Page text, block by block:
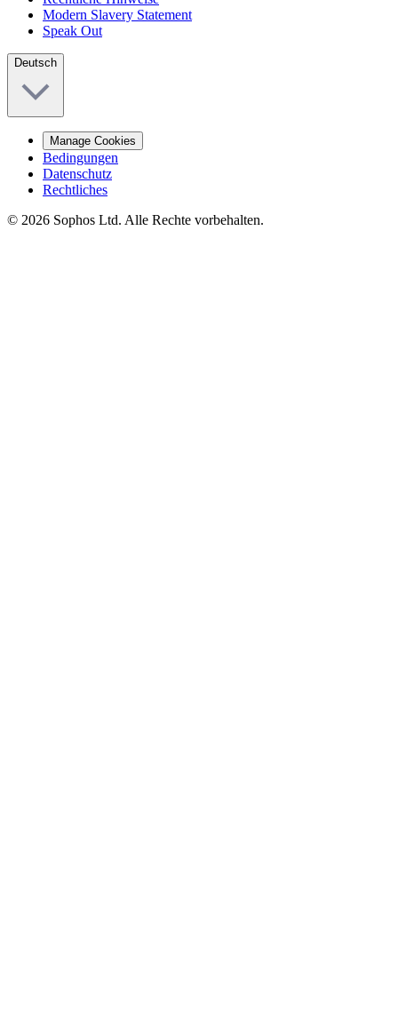
Modern Slavery Statement
Speak Out
Deutsch
Manage Cookies
Bedingungen
Datenschutz
Rechtliches
© 2026 Sophos Ltd. Alle Rechte vorbehalten.